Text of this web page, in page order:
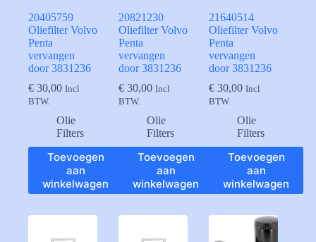
20405759
Oliefilter Volvo
Penta
vervangen
door 3831236
€ 30,00 Incl
BTW.
Olie
Filters
Toevoegen
aan
winkelwagen
20821230
Oliefilter Volvo
Penta
vervangen
door 3831236
€ 30,00 Incl
BTW.
Olie
Filters
Toevoegen
aan
winkelwagen
21640514
Oliefilter Volvo
Penta
vervangen
door 3831236
€ 30,00 Incl
BTW.
Olie
Filters
Toevoegen
aan
winkelwagen